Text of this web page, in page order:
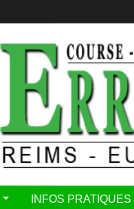
INFOS PRATIQUES